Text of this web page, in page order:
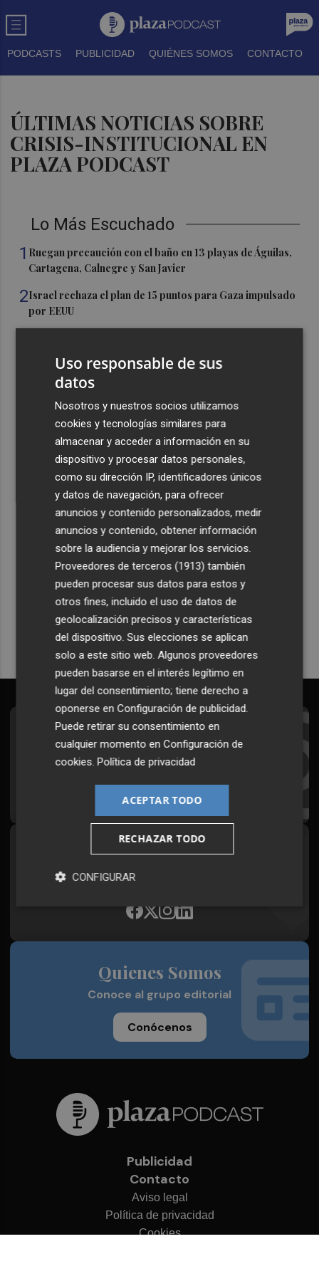
PODCASTS PUBLICIDAD QUIÉNES SOMOS CONTACTO
ÚLTIMAS NOTICIAS SOBRE
CRISIS-INSTITUCIONAL EN
PLAZA PODCAST
Lo Más Escuchado
1 Ruegan precaución con el baño en 13 playas de Águilas,
Cartagena, Calnegre y San Javier
2Israel rechaza el plan de 15 puntos para Gaza impulsado
por EEUU
El Villarreal cierra la pretemporada con buenas
Más de medio millar de festeros de Ufece se reivindican
en el pregón en Elche: "se nota, se siente, el campo está
presente"
Recibe toda la actualidad de
Plaza Podcast en tu correo
Quiero suscribirme
Suscríbete al Boletín
Todos los días a primera hora en tu email
Síguenos en redes
Plaza Podcast, desde cualquier medio
Quienes Somos
Conoce al grupo editorial
Conócenos
Publicidad
Contacto
Aviso legal
Política de privacidad
Cookies
Uso responsable de sus
datos
Nosotros y nuestros socios utilizamos
cookies y tecnologías similares para
almacenar y acceder a información en su
dispositivo y procesar datos personales,
como su dirección IP, identificadores únicos
y datos de navegación, para ofrecer
anuncios y contenido personalizados, medir
anuncios y contenido, obtener información
sobre la audiencia y mejorar los servicios.
Proveedores de terceros (1913) también
pueden procesar sus datos para estos y
otros fines, incluido el uso de datos de
geolocalización precisos y características
del dispositivo. Sus elecciones se aplican
solo a este sitio web. Algunos proveedores
pueden basarse en el interés legítimo en
lugar del consentimiento; tiene derecho a
oponerse enConfiguración de publicidad.
Puede retirar su consentimiento en
cualquier momento enConfiguración de
cookies.Política de privacidad
ACEPTAR TODO
RECHAZAR TODO
CONFIGURAR